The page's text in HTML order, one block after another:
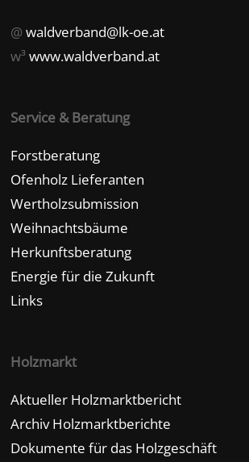
@waldverband@lk-oe.at
w³www.waldverband.at
Service & Beratung
Forstberatung
Ofenholz Lieferanten
Wertholzsubmission
Weihnachtsbäume
Herkunftsberatung
Energie für die Zukunft
Links
Holzmarkt
Aktueller Holzmarktbericht
Archiv Holzmarktberichte
Dokumente für das Holzgeschäft